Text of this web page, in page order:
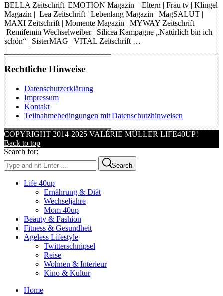
BELLA Zeitschrift| EMOTION Magazin | Eltern | Frau tv | Klingel
Magazin | Lea Zeitschrift | Lebenlang Magazin | MagSALUT |
MAXI Zeitschrift | Momente Magazin | MYWAY Zeitschrift |
Remifemin Wechselweiber | Silicea Kampagne „Natürlich bin ich
schön“ | SisterMAG | VITAL Zeitschrift …
Rechtliche Hinweise
Datenschutzerklärung
Impressum
Kontakt
Teilnahmebedingungen mit Datenschutzhinweisen
COPYRIGHT 2014-2025 VALÉRIE MÜLLER LIFE40UP!
Back to top
Search for:
Search
Life 40up
Ernährung & Diät
Wechseljahre
Mom 40up
Beauty & Fashion
Fitness & Gesundheit
Ageless Lifestyle
Twitterschnipsel
Reise
Wohnen & Interieur
Kino & Kultur
Home